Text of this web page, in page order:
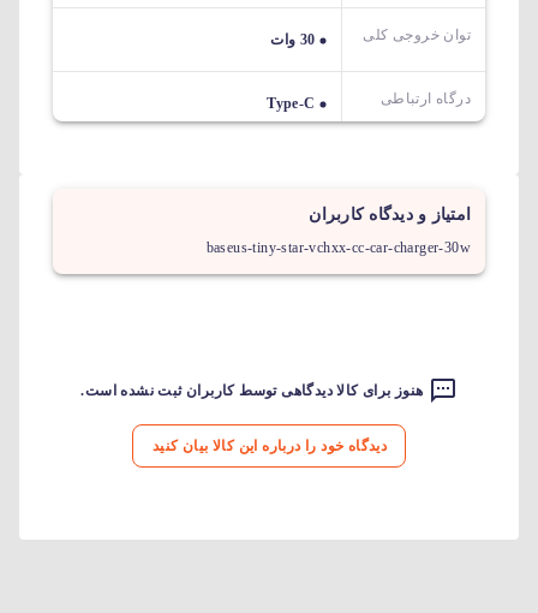
توان خروجی کلی 30 وات
درگاه ارتباطی Type-C
امتیاز و دیدگاه کاربران
baseus-tiny-star-vchxx-cc-car-charger-30w
هنوز برای کالا دیدگاهی توسط کاربران ثبت نشده است.
دیدگاه خود را درباره این کالا بیان کنید